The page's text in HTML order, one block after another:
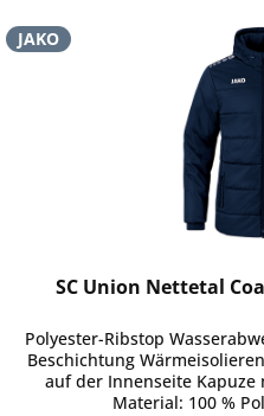
JAKO
SC Union Nettetal
Polyester-Ribstop
Beschichtung
auf der Innenseite
Material: 100 %